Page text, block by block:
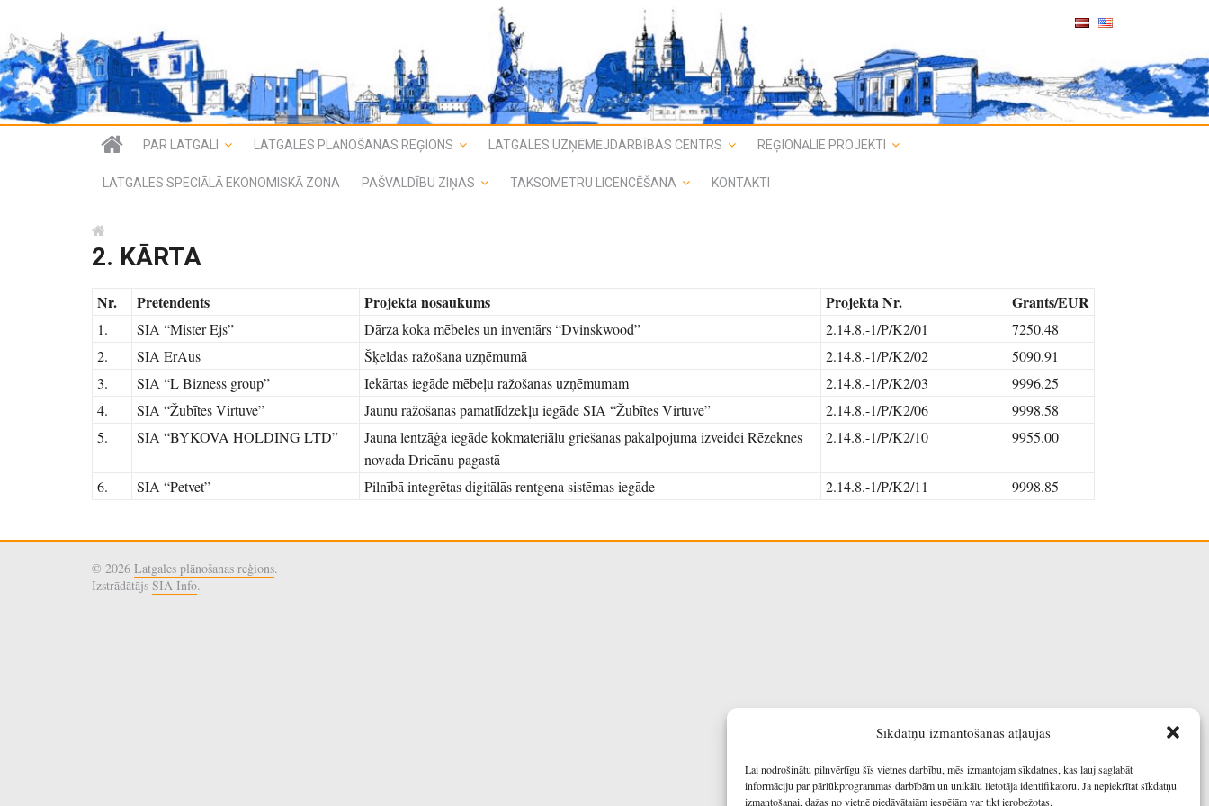
Sīkdatņu izmantošanas atļaujas
Lai nodrošinātu pilnvērtīgu šīs vietnes darbību, mēs izmantojam sīkdatnes, kas ļauj saglabāt
informāciju par pārlūkprogrammas darbībām un unikālu lietotāja identifikatoru. Ja nepiekrītat sīkdatņu
izmantošanai, dažas no vietnē piedāvātajām iespējām var tikt ierobežotas.
PAR LATGALI LATGALES PLĀNOŠANAS REĢIONS LATGALES UZŅĒMĒJDARBĪBAS CENTRS REĢIONĀLIE PROJEKTI
LATGALES SPECIĀLĀ EKONOMISKĀ ZONA PAŠVALDĪBU ZIŅAS TAKSOMETRU LICENCĒŠANA KONTAKTI
2. KĀRTA
Nr. Pretendents Projekta nosaukums Projekta Nr. Grants/EUR
1. SIA “Mister Ejs” Dārza koka mēbeles un inventārs “Dvinskwood” 2.14.8.-1/P/K2/01
7250.48
2.
SIA ErAus Šķeldas ražošana uzņēmumā 2.14.8.-1/P/K2/02
5090.91
3.
SIA “L Bizness group” Iekārtas iegāde mēbeļu ražošanas uzņēmumam 2.14.8.-1/P/K2/03
9996.25
4.
SIA “Žubītes Virtuve” Jaunu ražošanas pamatlīdzekļu iegāde SIA “Žubītes Virtuve” 2.14.8.-1/P/K2/06
9998.58
5.
SIA “BYKOVA HOLDING LTD”
Jauna lentzāģa iegāde kokmateriālu griešanas pakalpojuma izveidei Rēzeknes
novada Dricānu pagastā
2.14.8.-1/P/K2/10 9955.00
6. SIA “Petvet” Pilnībā integrētas digitālās rentgena sistēmas iegāde 2.14.8.-1/P/K2/11 9998.85
© 2026 Latgales plānošanas reģions.
Izstrādātājs SIA Info.